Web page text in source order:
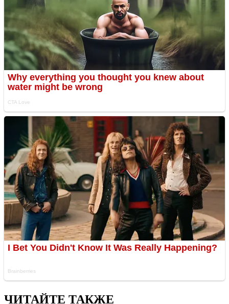
ЧИТАЙТЕ ТАКЖЕ